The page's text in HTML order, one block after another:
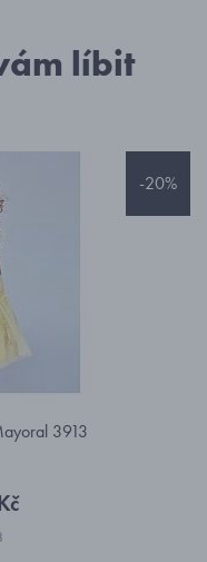
líbit
-20%
3913